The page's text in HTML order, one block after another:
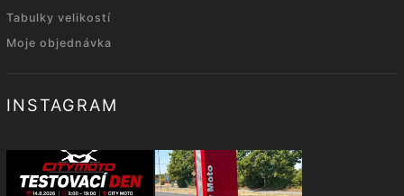
Tabulky velikostí
Moje objednávka
INSTAGRAM